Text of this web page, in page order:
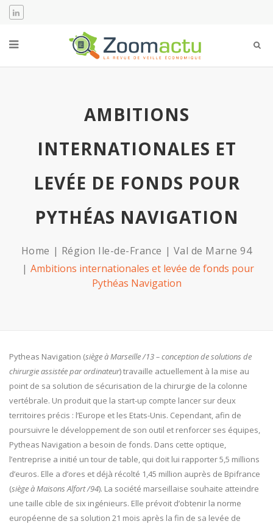
AMBITIONS
INTERNATIONALES ET
LEVÉE DE FONDS POUR
PYTHÉAS NAVIGATION
Home Région Ile-de-France
Val de Marne 94
Ambitions internationales et levée de fonds pour
Pythéas Navigation
Pytheas Navigation (siège à Marseille /13 – conception de solutions de
chirurgie assistée par ordinateur) travaille actuellement à la mise au
point de sa solution de sécurisation de la chirurgie de la colonne
vertébrale. Un produit que la start-up compte lancer sur deux
territoires précis : l’Europe et les Etats-Unis. Cependant, afin de
poursuivre le développement de son outil et renforcer ses équipes,
Pytheas Navigation a besoin de fonds. Dans cette optique,
l’entreprise a initié un tour de table, qui doit lui rapporter 5,5 millions
d’euros. Elle a d’ores et déjà récolté 1,45 million auprès de Bpifrance
(siège à Maisons Alfort /94). La société marseillaise souhaite atteindre
une taille cible de six ingénieurs. Elle prévoit d’obtenir la norme
européenne de sa solution 21 mois après la fin de sa levée de